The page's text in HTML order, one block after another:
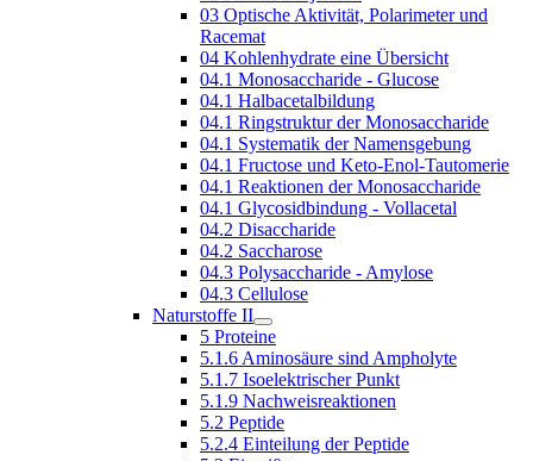
03 Optische Aktivität, Polarimeter und
Racemat
04 Kohlenhydrate eine Übersicht
04.1 Monosaccharide - Glucose
04.1 Halbacetalbildung
04.1 Ringstruktur der Monosaccharide
04.1 Systematik der Namensgebung
04.1 Fructose und Keto-Enol-Tautomerie
04.1 Reaktionen der Monosaccharide
04.1 Glycosidbindung - Vollacetal
04.2 Disaccharide
04.2 Saccharose
04.3 Polysaccharide - Amylose
04.3 Cellulose
Naturstoffe II
5 Proteine
5.1.6 Aminosäure sind Ampholyte
5.1.7 Isoelektrischer Punkt
5.1.9 Nachweisreaktionen
5.2 Peptide
5.2.4 Einteilung der Peptide